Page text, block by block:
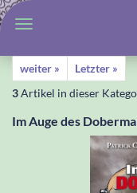
weiter »
Letzter »
3Artikel in dieser
Im Auge des